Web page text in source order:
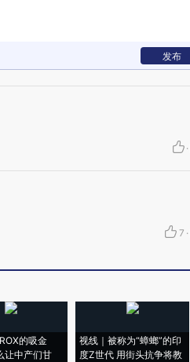
发布
·
7 ·
的吸金
让中产们甘
视线｜被称为“蟑螂”的印
度Z世代 用街头抗争将教